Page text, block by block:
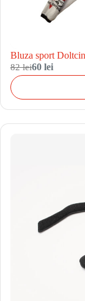
Bluza sport
82 lei60 lei